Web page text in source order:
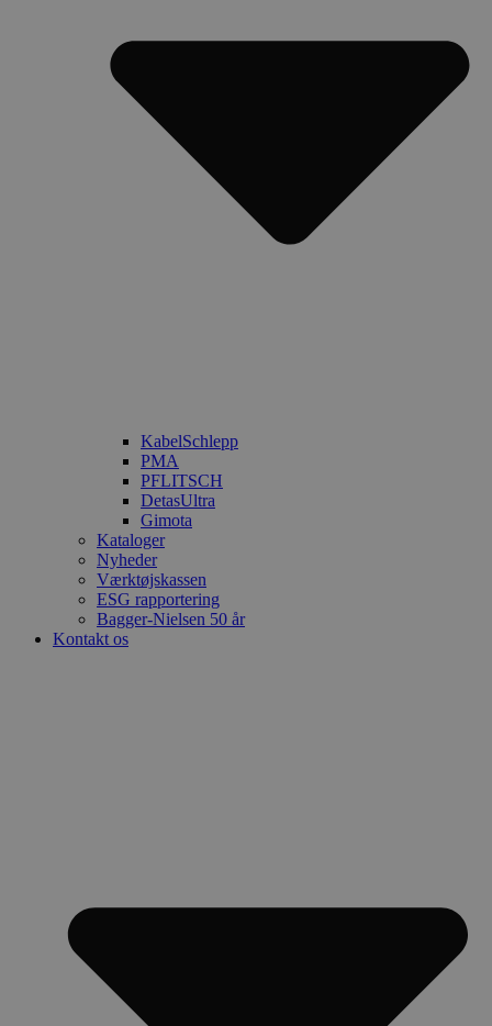
KabelSchlepp
PMA
PFLITSCH
DetasUltra
Gimota
Kataloger
Nyheder
Værktøjskassen
ESG rapportering
Bagger-Nielsen 50 år
Kontakt os